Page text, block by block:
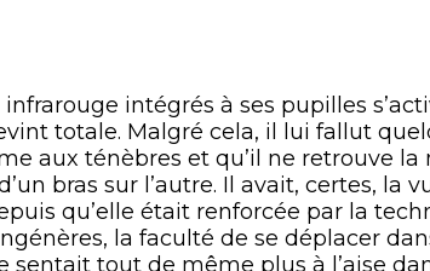
intégrés à ses pupilles
totale. Malgré cela, il lui fallut
aux ténèbres et qu’il ne retrouve
bras sur l’autre. Il avait, certes, la
qu’elle était renforcée par la
la faculté de se déplacer
sentait tout de même plus à l’aise